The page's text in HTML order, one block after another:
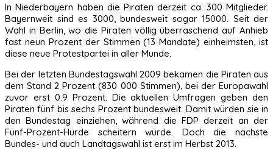
In Niederbayern haben die Piraten derzeit ca. 300 Mitglieder.
Bayernweit sind es 3000, bundesweit sogar 15000. Seit der
Wahl in Berlin, wo die Piraten völlig überraschend auf Anhieb
fast neun Prozent der Stimmen (13 Mandate) einheimsten, ist
diese neue Protestpartei in aller Munde.
Bei der letzten Bundestagswahl 2009 bekamen die Piraten aus
dem Stand 2 Prozent (830 000 Stimmen), bei der Europawahl
zuvor erst 0.9 Prozent. Die aktuellen Umfragen geben den
Piraten fünf bis sechs Prozent bundesweit. Damit würden sie in
den Bundestag einziehen, während die FDP derzeit an der
Fünf-Prozent-Hürde scheitern würde. Doch die nächste
Bundes- und auch Landtagswahl ist erst im Herbst 2013.